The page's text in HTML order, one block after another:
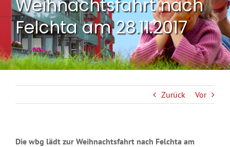
Weihnachtsfahrt nach
Felchta am 28.11.2017
Zurück Vor
Die wbg lädt zur Weihnachtsfahrt nach Felchta am